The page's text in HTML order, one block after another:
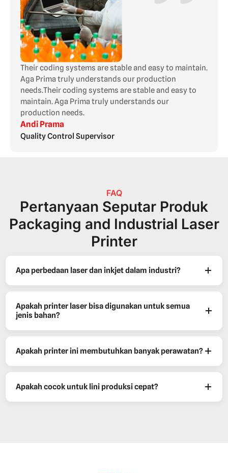
Their coding systems are stable and easy to maintain.
Aga Prima truly understands our production
needs.Their coding systems are stable and easy to
maintain. Aga Prima truly understands our
production needs.
Andi Prama
Quality Control Supervisor
Apa perbedaan laser dan inkjet dalam industri?
Apakah printer laser bisa digunakan untuk semua
jenis bahan?
Apakah printer ini membutuhkan banyak perawatan?
Apakah cocok untuk lini produksi cepat?
FAQ
Pertanyaan Seputar Produk
Packaging and Industrial Laser
Printer